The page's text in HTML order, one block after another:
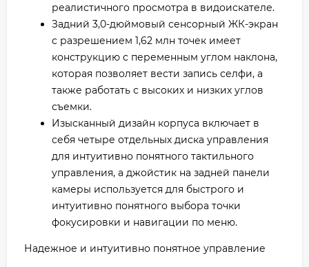
реалистичного просмотра в видоискателе.
Задний 3,0-дюймовый сенсорный ЖК-экран
с разрешением 1,62 млн точек имеет
конструкцию с переменным углом наклона,
которая позволяет вести запись селфи, а
также работать с высоких и низких углов
съемки.
Изысканный дизайн корпуса включает в
себя четыре отдельных диска управления
для интуитивно понятного тактильного
управления, а джойстик на задней панели
камеры используется для быстрого и
интуитивно понятного выбора точки
фокусировки и навигации по меню.
Надежное и интуитивно понятное управление